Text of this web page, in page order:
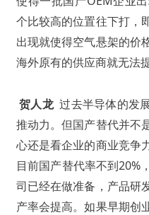
个比较高的位置往下打，
出现就使得空气悬架的价
海外原有的供应商就无法
贺人龙 过去半导体的发
推动力。但国产替代并不
心还是看企业的商业竞争
目前国产替代率不到20%
司已经在做准备，产品研
产率会提高。如果早期创